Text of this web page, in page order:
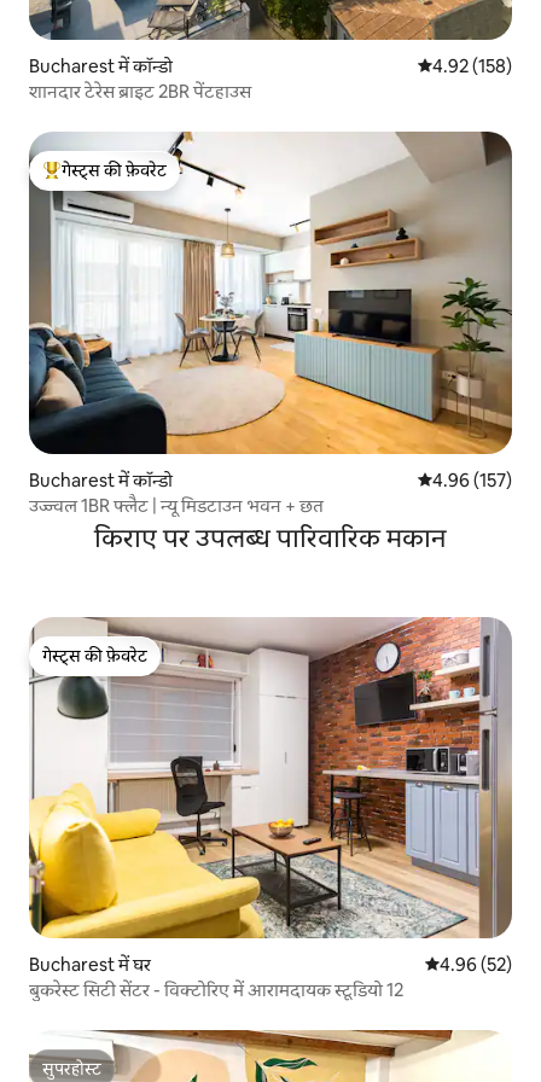
Bucharest में कॉन्डो औसत रेटिंग 5 में से
4.92 (158)
शानदार टेरेस ब्राइट 2BR पेंटहाउस
गेस्ट्स का टॉप फ़ेवरेट
गेस्ट्स की फ़ेवरेट
Bucharest में कॉन्डो औसत रेटिंग 5 में से
4.96 (157)
उज्ज्वल 1BR फ्लैट | न्यू मिडटाउन भवन + छत
किराए पर उपलब्ध पारिवारिक मकान
गेस्ट्स की फ़ेवरेट
गेस्ट्स की फ़ेवरेट
Bucharest में घर औसत रेटिंग 5 में
4.96 (52)
बुकरेस्ट सिटी सेंटर - विक्टोरिए में आरामदायक स्टूडियो 12
सुपरहोस्ट